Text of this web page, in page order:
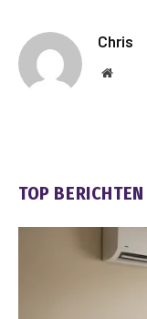
Chris
Website
TOP BERICHTEN